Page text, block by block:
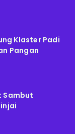
Klaster Padi
Pangan
Sambut